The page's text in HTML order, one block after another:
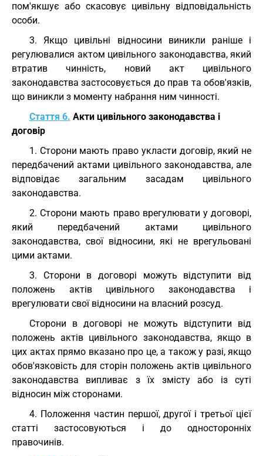
пом'якшує або скасовує цивільну відповідальність
особи.
3. Якщо цивільні відносини виникли раніше і
регулювалися актом цивільного законодавства, який
втратив чинність, новий акт цивільного
законодавства застосовується до прав та обов'язків,
що виникли з моменту набрання ним чинності.
Стаття 6. Акти цивільного законодавства і
договір
1. Сторони мають право укласти договір, який не
передбачений актами цивільного законодавства, але
відповідає загальним засадам цивільного
законодавства.
2. Сторони мають право врегулювати у договорі,
який передбачений актами цивільного
законодавства, свої відносини, які не врегульовані
цими актами.
3. Сторони в договорі можуть відступити від
положень актів цивільного законодавства і
врегулювати свої відносини на власний розсуд.
Сторони в договорі не можуть відступити від
положень актів цивільного законодавства, якщо в
цих актах прямо вказано про це, а також у разі, якщо
обов'язковість для сторін положень актів цивільного
законодавства випливає з їх змісту або із суті
відносин між сторонами.
4. Положення частин першої, другої і третьої цієї
статті застосовуються і до односторонніх
правочинів.